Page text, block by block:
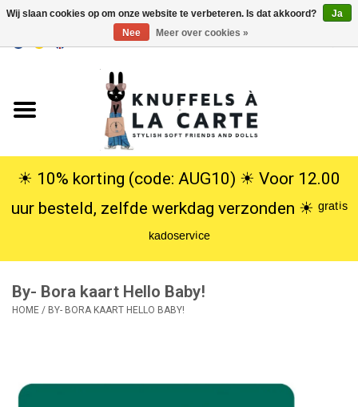
USD
Knuffels
Poppen
SALE
Cadeauservice
Lookbooks
☀︎ 10% korting (code: AUG10) ☀︎ Voor 12.00
uur besteld, zelfde werkdag verzonden ☀︎ ᵍʳᵃᵗⁱˢ
ᵏᵃᵈᵒˢᵉʳᵛⁱᶜᵉ
By- Bora kaart Hello Baby!
HOME / BY- BORA KAART HELLO BABY!
Wij slaan cookies op om onze website te verbeteren. Is dat akkoord?
Ja
Nee
Meer over cookies »